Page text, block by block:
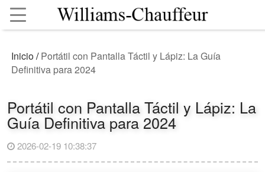
Inicio/Portátil con Pantalla Táctil y Lápiz: La Guía
Definitiva para 2024
Portátil con Pantalla Táctil y Lápiz: La
Guía Definitiva para 2024
2026-02-19 10:38:37